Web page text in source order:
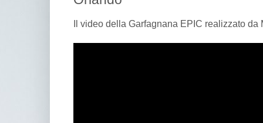
Il video della Garfagnana EPIC realizzato da